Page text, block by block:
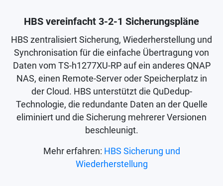
HBS vereinfacht 3-2-1 Sicherungspläne
HBS zentralisiert Sicherung, Wiederherstellung und
Synchronisation für die einfache Übertragung von
Daten vom TS-h1277XU-RP auf ein anderes QNAP
NAS, einen Remote-Server oder Speicherplatz in
der Cloud. HBS unterstützt die QuDedup-
Technologie, die redundante Daten an der Quelle
eliminiert und die Sicherung mehrerer Versionen
beschleunigt.
Mehr erfahren: HBS Sicherung und
Wiederherstellung